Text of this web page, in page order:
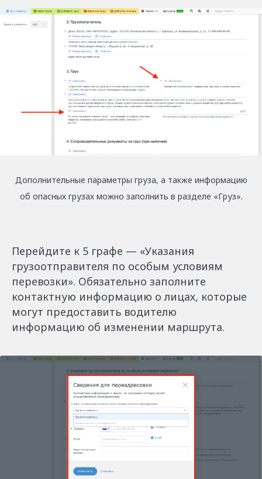
Дополнительные параметры груза, а также информацию
об опасных грузах можно заполнить в разделе «Груз».
Перейдите к 5 графе — «Указания
грузоотправителя по особым условиям
перевозки». Обязательно заполните
контактную информацию о лицах, которые
могут предоставить водителю
информацию об изменении маршрута.